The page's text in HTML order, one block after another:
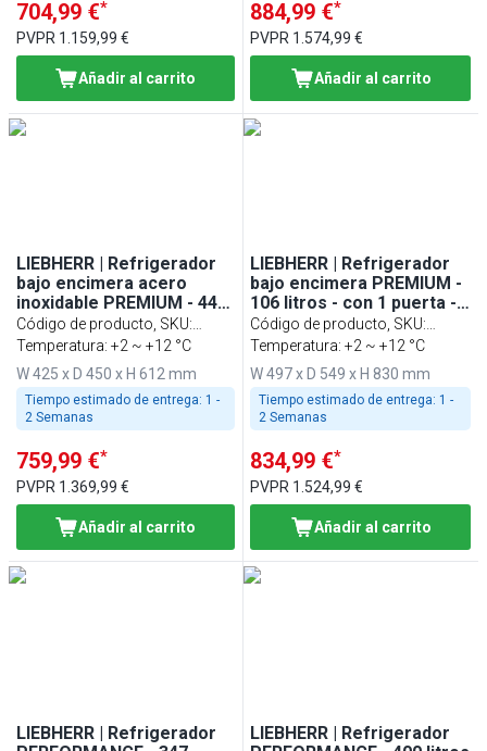
704,99 €*
PVPR 1.159,99 €
Añadir al carrito
884,99 €*
PVPR 1.574,99 €
Añadir al carrito
LIEBHERR | Refrigerador
bajo encimera acero
inoxidable PREMIUM - 44
litros - con 1 puerta
Código de producto, SKU:
994581751
Temperatura: +2 ~ +12 °C
W 425 x D 450 x H 612 mm
Tiempo estimado de entrega: 1 -
2 Semanas
759,99 €*
PVPR 1.369,99 €
Añadir al carrito
LIEBHERR | Refrigerador
bajo encimera PREMIUM -
106 litros - con 1 puerta -
plata
Código de producto, SKU:
994867151
Temperatura: +2 ~ +12 °C
W 497 x D 549 x H 830 mm
Tiempo estimado de entrega: 1 -
2 Semanas
834,99 €*
PVPR 1.524,99 €
Añadir al carrito
LIEBHERR | Refrigerador
LIEBHERR | Refrigerador